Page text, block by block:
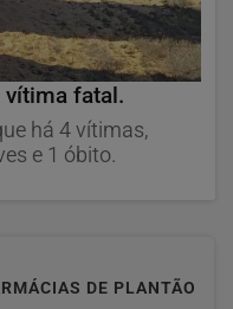
vítima fatal.
há 4 vítimas,
e 1 óbito.
DE PLANTÃO